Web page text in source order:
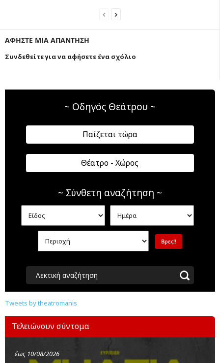
ΑΦΗΣΤΕ ΜΙΑ ΑΠΑΝΤΗΣΗ
Συνδεθείτε για να αφήσετε ένα σχόλιο
~ Οδηγός Θεάτρου ~
Παίζεται τώρα
Θέατρο - Χώρος
~ Σύνθετη αναζήτηση ~
Λεκτική αναζήτηση
Tweets by theatromanis
Τελειώνουν σύντομα
έως 10/08/2026